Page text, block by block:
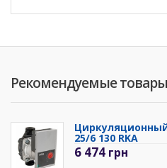
Рекомендуемые товары
Циркуляционный
25/6 130 RKA
6 474 грн